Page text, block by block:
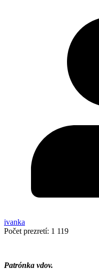
ivanka
Počet prezretí: 1 119
Patrónka vdov.